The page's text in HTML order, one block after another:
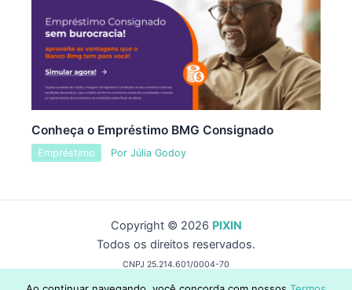
Conheça o Empréstimo BMG Consignado
Empréstimo Por Júlia Godoy
Copyright © 2026 PIXIN
Todos os direitos reservados.
CNPJ 25.214.601/0004-70
by Wise Capital Group